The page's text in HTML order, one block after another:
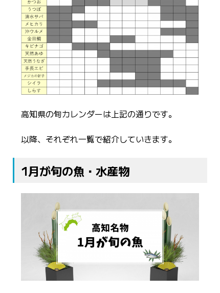
高知県の旬カレンダーは上記の通りです。
以降、それぞれ一覧で紹介していきます。
1月が旬の魚・水産物